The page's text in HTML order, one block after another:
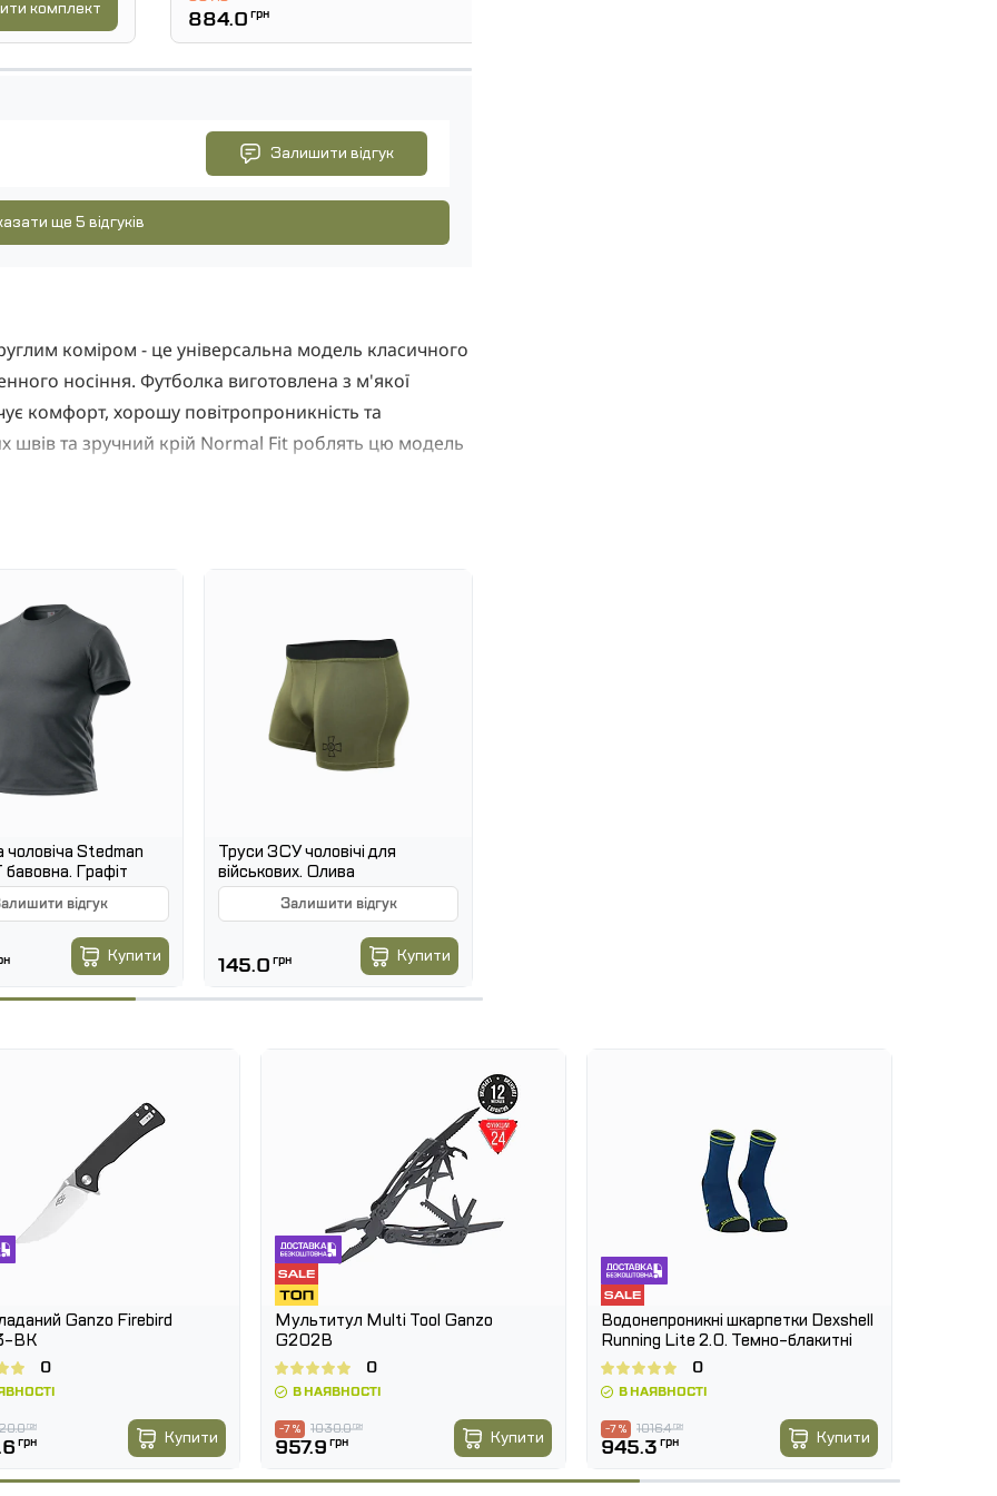
комплект 884.0 грн
Залишити відгук
ще 5 відгуків
коміром - це універсальна модель класичного
носіння. Футболка виготовлена ​​з м'якої
комфорт, хорошу повітропроникність та
швів та зручний крій Normal Fit роблять цю модель
прядіння
посадки
зручності
підвищує міцність виробу
носіння
(одинарний джерсі)
щодо догляду на внутрішній стороні
Stedman
Графіт
відгук
Купити
Труси ЗСУ чоловічі для
військових. Олива
Залишити відгук
145.0 грн Купити
Ganzo Firebird
BK
0
грн
грн Купити
Мультитул Multi Tool Ganzo
G202B
В НАЯВНОСТІ
0
1030.0грн
-7 %
957.9 грн Купити
Водонепроникні шкарпетки Dexshell
Running Lite 2.0. Темно-блакитні
В НАЯВНОСТІ
0
1016.4грн
-7 %
945.3 грн Купити